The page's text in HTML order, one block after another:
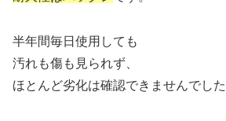
半年間毎日使用しても
汚れも傷も見られず、
ほとんど劣化は確認できませんでした